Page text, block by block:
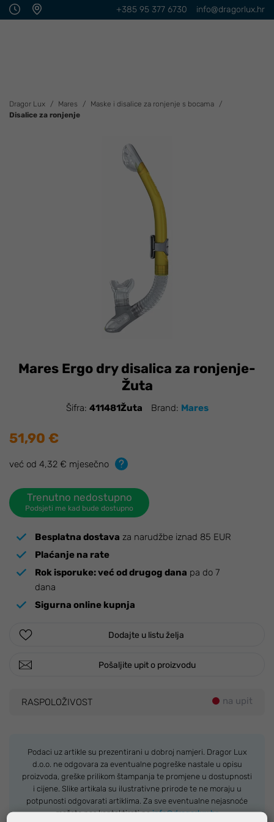
info@dragorlux.hr
+385 95 377 6730
Dragor Lux Mares
Maske i disalice za ronjenje s bocama
Disalice za ronjenje
Mares Ergo dry disalica za ronjenje-
Žuta
Šifra: 411481Žuta Brand: Mares
51,90 €
već od 4,32 € mjesečno
Trenutno nedostupno
Podsjeti me kad bude dostupno
Besplatna dostava za narudžbe iznad 85 EUR
Plaćanje na rate
Rok isporuke:već od drugog dana pa do 7
dana
Sigurna online kupnja
Dodajte u listu želja
Pošaljite upit o proizvodu
RASPOLOŽIVOST na upit
Podaci uz artikle su prezentirani u dobroj namjeri. Dragor Lux
d.o.o. ne odgovara za eventualne pogreške nastale u opisu
proizvoda, greške prilikom štampanja te promjene u dostupnosti
i cijene. Slike artikala su ilustrativne prirode te ne moraju u
potpunosti odgovarati artiklima. Za sve eventualne nejasnoće
možete nas kontaktirati nainfo@dragorlux.hr